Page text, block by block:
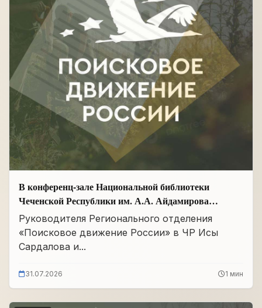
В конференц-зале Национальной библиотеки
Чеченской Республики им. А.А. Айдамирова
прошло заседание
Руководителя Регионального отделения
«Поисковое движение России» в ЧР Исы
Сардалова и...
31.07.2026 1 мин